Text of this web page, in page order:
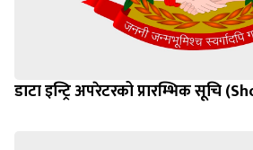
डाटा इन्ट्रि अपरेटरको प्रारम्भिक सूचि